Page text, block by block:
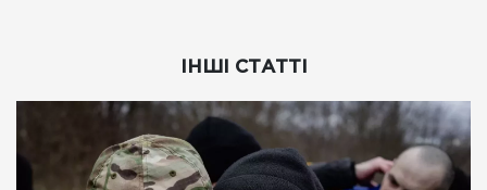
ІНШІ СТАТТІ